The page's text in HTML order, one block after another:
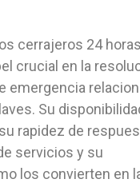
cerrajeros 24
crucial en la
emergencia
Su
rapidez de
servicios y su
los convierten en